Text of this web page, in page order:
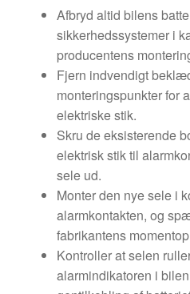
Afbryd altid bilens
sikkerhedssystemer i
producentens
Fjern indvendigt
monteringspunkter for
elektriske stik.
Skru de eksisterende
elektrisk stik til
sele ud.
Monter den nye sele i
alarmkontakten, og
fabrikantens
Kontroller at selen
alarmindikatoren i